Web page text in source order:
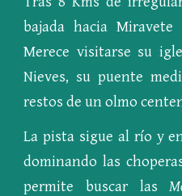
bajada hacia
Merece visitarse su
Nieves, su puente
restos de un olmo
La pista sigue al río y
dominando las
permite buscar las